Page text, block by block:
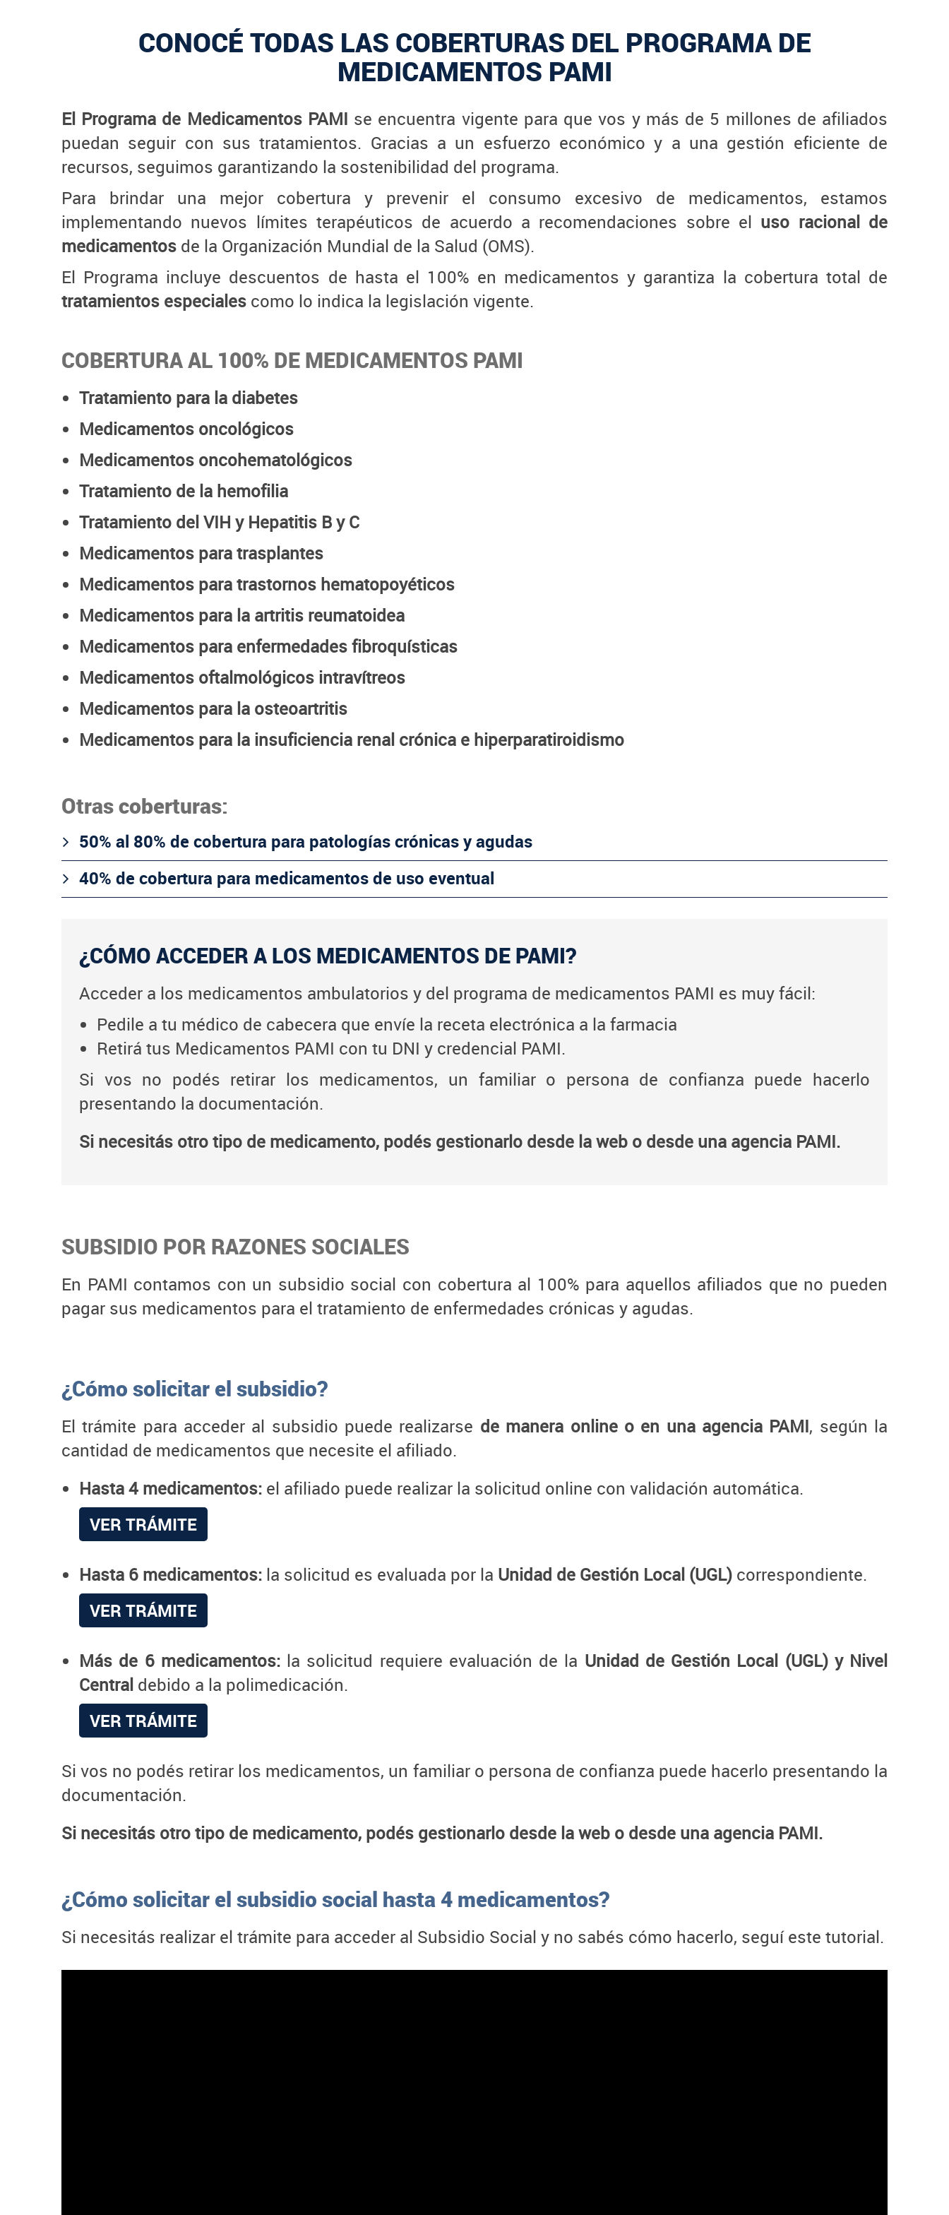
CONOCÉ TODAS LAS COBERTURAS DEL PROGRAMA DE
MEDICAMENTOS PAMI
El Programa de Medicamentos PAMI se encuentra vigente para que vos y más de 5 millones de afiliados
puedan seguir con sus tratamientos. Gracias a un esfuerzo económico y a una gestión eficiente de
recursos, seguimos garantizando la sostenibilidad del programa.
Para brindar una mejor cobertura y prevenir el consumo excesivo de medicamentos, estamos
implementando nuevos límites terapéuticos de acuerdo a recomendaciones sobre el uso racional de
medicamentos de la Organización Mundial de la Salud (OMS).
El Programa incluye descuentos de hasta el 100% en medicamentos y garantiza la cobertura total de
tratamientos especiales como lo indica la legislación vigente.
COBERTURA AL 100% DE MEDICAMENTOS PAMI
Tratamiento para la diabetes
Medicamentos oncológicos
Medicamentos oncohematológicos
Tratamiento de la hemofilia
Tratamiento del VIH y Hepatitis B y C
Medicamentos para trasplantes
Medicamentos para trastornos hematopoyéticos
Medicamentos para la artritis reumatoidea
Medicamentos para enfermedades fibroquísticas
Medicamentos oftalmológicos intravítreos
Medicamentos para la osteoartritis
Medicamentos para la insuficiencia renal crónica e hiperparatiroidismo
Otras coberturas:
50% al 80% de cobertura para patologías crónicas y agudas
40% de cobertura para medicamentos de uso eventual
¿CÓMO ACCEDER A LOS MEDICAMENTOS DE PAMI?
Acceder a los medicamentos ambulatorios y del programa de medicamentos PAMI es muy fácil:
Pedile a tu médico de cabecera que envíe la receta electrónica a la farmacia
Retirá tus Medicamentos PAMI con tu DNI y credencial PAMI.
Si vos no podés retirar los medicamentos, un familiar o persona de confianza puede hacerlo
presentando la documentación.
Si necesitás otro tipo de medicamento, podés gestionarlo desde la web o desde una agencia PAMI.
SUBSIDIO POR RAZONES SOCIALES
En PAMI contamos con un subsidio social con cobertura al 100% para aquellos afiliados que no pueden
pagar sus medicamentos para el tratamiento de enfermedades crónicas y agudas.
¿Cómo solicitar el subsidio?
El trámite para acceder al subsidio puede realizarse de manera online o en una agencia PAMI, según la
cantidad de medicamentos que necesite el afiliado.
Hasta 4 medicamentos: el afiliado puede realizar la solicitud online con validación automática.
VER TRÁMITE
Hasta 6 medicamentos: la solicitud es evaluada por la Unidad de Gestión Local (UGL) correspondiente.
VER TRÁMITE
Más de 6 medicamentos:la solicitud requiere evaluación de la Unidad de Gestión Local (UGL) y Nivel
Central debido a la polimedicación.
VER TRÁMITE
Si vos no podés retirar los medicamentos, un familiar o persona de confianza puede hacerlo presentando la
documentación.
Si necesitás otro tipo de medicamento, podés gestionarlo desde la web o desde una agencia PAMI.
¿Cómo solicitar el subsidio social hasta 4 medicamentos?
Si necesitás realizar el trámite para acceder al Subsidio Social y no sabés cómo hacerlo, seguí este tutorial.